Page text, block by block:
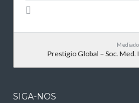
Prestigio Global – Soc. Med.
SIGA-NOS